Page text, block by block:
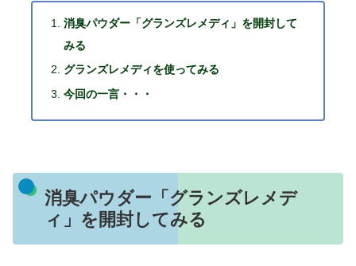
消臭パウダー「グランズレメディ」を開封して
みる
グランズレメディを使ってみる
今回の一言・・・
消臭パウダー「グランズレメデ
ィ」を開封してみる